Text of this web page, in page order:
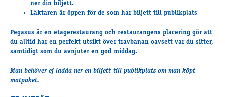
Ledningsgrupp
Kontakt
Åby Trav­sällskap
Intresseföreningar
ner din biljett.
Läktaren är öppen för de som har biljett till publikplats
Pegasus är en etagerestaurang och restaurangens placering gör att
du alltid har en perfekt utsikt över travbanan oavsett var du sitter,
samtidigt som du avnjuter en god middag.
Man behöver ej ladda ner en biljett till publikplats om man köpt
matpaket.